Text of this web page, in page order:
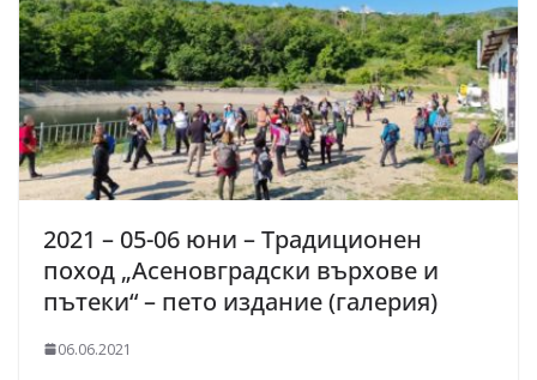
2021 – 05-06 юни – Традиционен
поход „Асеновградски върхове и
пътеки“ – пето издание (галерия)
06.06.2021